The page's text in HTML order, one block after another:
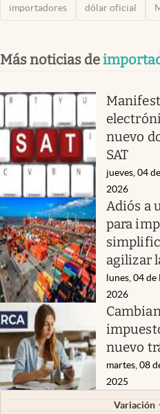
importadores dólar oficial
Más noticias de
nuevo
SAT
jueves, 04
2026
Adiós a
para
agilizar
lunes, 04 de
2026
nuevo
martes, 08
2025
Variación